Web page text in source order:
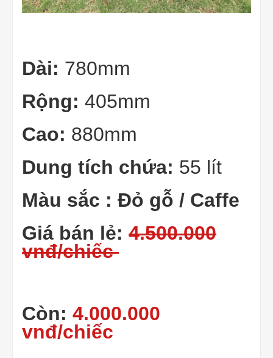
Dài: 780mm
Rộng: 405mm
Cao: 880mm
Dung tích chứa: 55 lít
Màu sắc : Đỏ gỗ / Caffe
Giá bán lẻ: 4.500.000
vnđ/chiếc
Còn: 4.000.000
vnđ/chiếc